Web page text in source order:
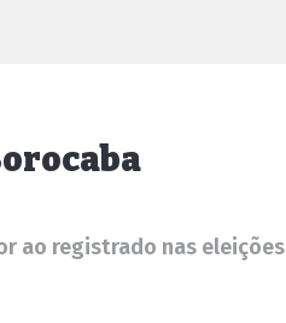
ao registrado nas